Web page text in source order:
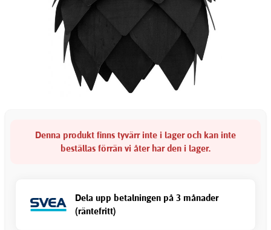
Denna produkt finns tyvärr inte i lager och kan inte
beställas förrän vi åter har den i lager.
Dela upp betalningen på 3 månader
(räntefritt)